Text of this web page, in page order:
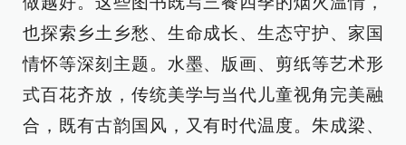
也探索乡土乡愁、生命成长、生态守护、家国
情怀等深刻主题。水墨、版画、剪纸等艺术形
式百花齐放，传统美学与当代儿童视角完美融
合，既有古韵国风，又有时代温度。朱成梁、